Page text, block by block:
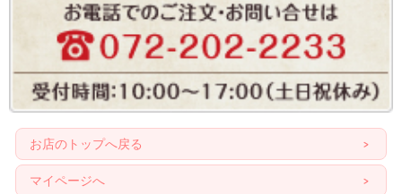
お店のトップへ戻る
マイページへ